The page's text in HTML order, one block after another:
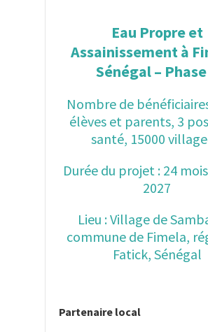
Eau Propre et
Assainissement à
Sénégal –
Nombre de
élèves et parents, 3
santé, 15000
Durée du projet : 24
2027
Lieu : Village de
commune de Fimela,
Fatick, Sénégal
Partenaire local